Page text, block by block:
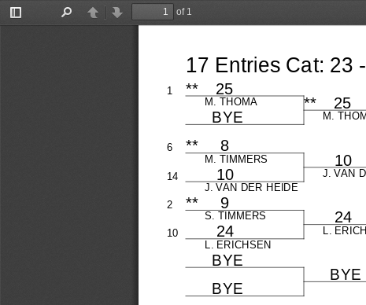
Toggle
PreviousNext
of 1
17 Entries Cat: 23 -
1 **
    25
M. THOMA
      B
Y E
6 **
     8
M. TIMMERS
14
       1
0
J. VAN DER HEIDE
2
**
     9
S. TIMMERS
10
       2
4
L. ERICHSEN
      B
Y E
      B
Y E
**
    25
M.
       1
0
J. VAN
       2
4
L.
      B
Y E